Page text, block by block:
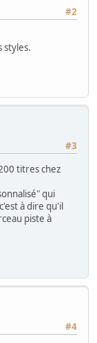
#2
styles.
#3
titres chez
qui
à dire qu'il
piste à
#4